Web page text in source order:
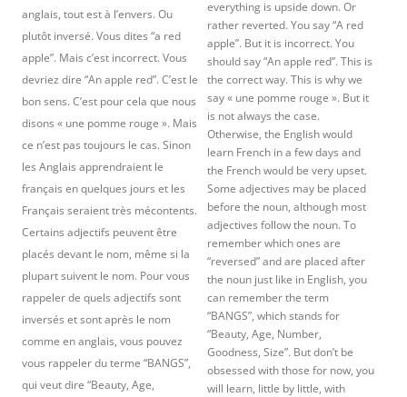
anglais, tout est à l’envers. Ou
plutôt inversé. Vous dites “a red
apple”. Mais c’est incorrect. Vous
devriez dire “An apple red”. C’est le
bon sens. C’est pour cela que nous
disons « une pomme rouge ». Mais
ce n’est pas toujours le cas. Sinon
les Anglais apprendraient le
français en quelques jours et les
Français seraient très mécontents.
Certains adjectifs peuvent être
placés devant le nom, même si la
plupart suivent le nom. Pour vous
rappeler de quels adjectifs sont
inversés et sont après le nom
comme en anglais, vous pouvez
vous rappeler du terme “BANGS”,
qui veut dire “Beauty, Age,
everything is upside down. Or
rather reverted. You say “A red
apple”. But it is incorrect. You
should say “An apple red”. This is
the correct way. This is why we
say « une pomme rouge ». But it
is not always the case.
Otherwise, the English would
learn French in a few days and
the French would be very upset.
Some adjectives may be placed
before the noun, although most
adjectives follow the noun. To
remember which ones are
“reversed” and are placed after
the noun just like in English, you
can remember the term
“BANGS”, which stands for
“Beauty, Age, Number,
Goodness, Size”. But don’t be
obsessed with those for now, you
will learn, little by little, with